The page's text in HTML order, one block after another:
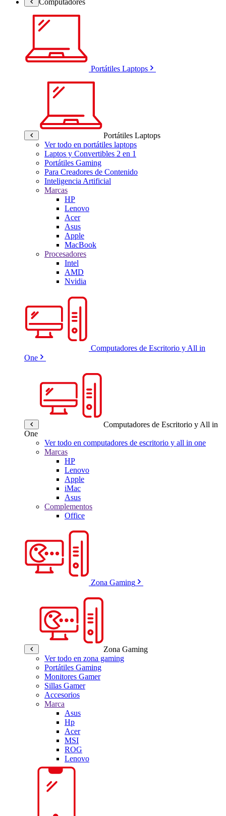
Portátiles Laptops
Portátiles Laptops
Ver todo en portátiles laptops
Laptos y Convertibles 2 en 1
Portátiles Gaming
Para Creadores de Contenido
Inteligencia Artificial
Marcas
HP
Lenovo
Acer
Asus
Apple
MacBook
Procesadores
Intel
AMD
Nvidia
Computadores de Escritorio y All in
One
Computadores de Escritorio y All in
One
Ver todo en computadores de escritorio y all in one
Marcas
HP
Lenovo
Apple
iMac
Asus
Complementos
Office
Zona Gaming
Zona Gaming
Ver todo en zona gaming
Portátiles Gaming
Monitores Gamer
Sillas Gamer
Accesorios
Marca
Asus
Hp
Acer
MSI
ROG
Lenovo